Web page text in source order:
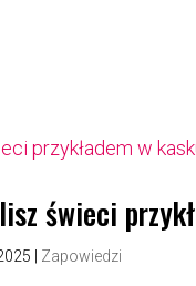
świeci
| Zapowiedzi